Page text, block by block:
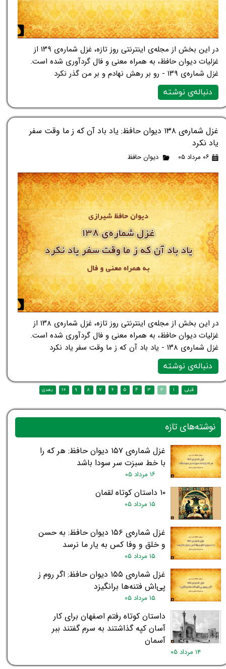
در این بخش از مجله‌ی اینترنتی روز تازه، غزل شماره‌ی ۱۳۹ از
غزلیات دیوان حافظ، به همراه معنی و فال گردآوری شده است.
غزل شماره‌ی ۱۳۹ - رو بر رهش نهادم و بر من گذر نکرد
دنباله‌ی نوشته
غزل شماره‌ی ۱۳۸ دیوان حافظ: یاد باد آن که ز ما وقت سفر
یاد نکرد
۰۶ مرداد ۰۵ دیوان حافظ
در این بخش از مجله‌ی اینترنتی روز تازه، غزل شماره‌ی ۱۳۸ از
غزلیات دیوان حافظ، به همراه معنی و فال گردآوری شده است.
غزل شماره‌ی ۱۳۸ - یاد باد آن که ز ما وقت سفر یاد نکرد
دنباله‌ی نوشته
غزل شماره‌ی ۱۵۷ دیوان حافظ: هر که را
با خط سبزت سر سودا باشد
۱۶ مرداد ۰۵
۱۰ داستان کوتاه لقمان
۱۵ مرداد ۰۵
غزل شماره‌ی ۱۵۶ دیوان حافظ: به حسن
و خلق و وفا کس به یار ما نرسد
۱۵ مرداد ۰۵
غزل شماره‌ی ۱۵۵ دیوان حافظ: اگر روم ز
پی‌اش فتنه‌ها برانگیزد
۱۵ مرداد ۰۵
داستان کوتاه رفتم اصفهان برای کار
آسان کپه گذاشتند به سرم گفتند ببر
آسمان
۱۴ مرداد ۰۵
نوشته‌های تازه